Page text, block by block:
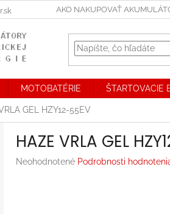
AKO NAKUPOVAŤ
MOTOBATÉRIE ŠTARTOVACIE
GEL HZY12-55EV
HAZE VRLA GEL
Priemerné
Neohodnotené Podrobnosti